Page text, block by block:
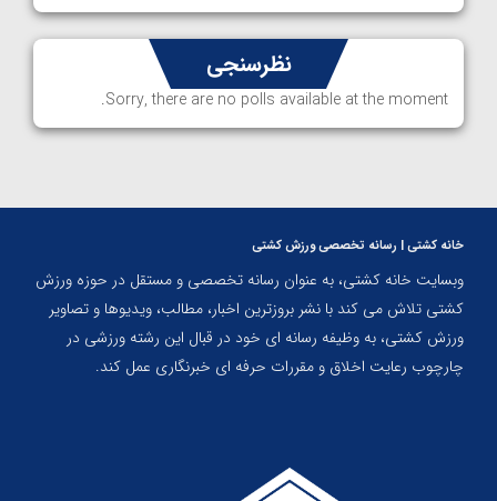
نظرسنجی
Sorry, there are no polls available at the moment.
خانه کشتی | رسانه تخصصی ورزش کشتی
وبسایت خانه کشتی، به عنوان رسانه تخصصی و مستقل در حوزه ورزش
کشتی تلاش می کند با نشر بروزترین اخبار، مطالب، ویدیوها و تصاویر
ورزش کشتی، به وظیفه رسانه ای خود در قبال این رشته ورزشی در
چارچوب رعایت اخلاق و مقررات حرفه ای خبرنگاری عمل کند.